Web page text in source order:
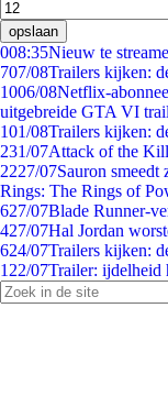
opslaan
008:35Nieuw te
707/08Trailers kijken:
1006/08Netflix-
uitgebreide GTA VI
101/08Trailers kijken:
231/07Attack of the
2227/07Sauron
Rings: The Rings of
627/07Blade Runner-
427/07Hal Jordan
624/07Trailers kijken:
1 22/07Trailer: ijdelheid